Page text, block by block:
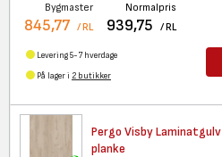
Bygmaster
845,77 / RL
Normalpris
939,75 / RL
Levering 5-7 hverdage
På lager i 2 butikker
Pergo Visby
planke